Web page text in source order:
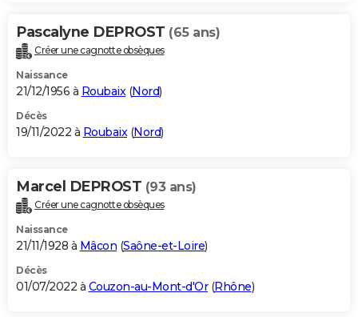
Pascalyne DEPROST (65 ans)
Créer une cagnotte obsèques
Naissance
21/12/1956 à Roubaix(Nord)
Décès
19/11/2022 à Roubaix(Nord)
Marcel DEPROST (93 ans)
Créer une cagnotte obsèques
Naissance
21/11/1928 à Mâcon (Saône-et-Loire)
Décès
01/07/2022 à Couzon-au-Mont-d'Or(Rhône)